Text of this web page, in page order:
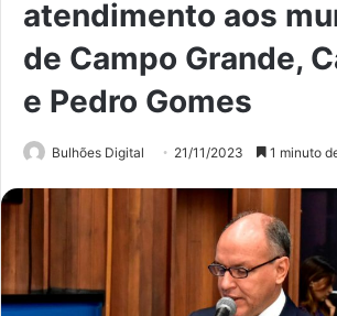
atendimento aos
de Campo Grande,
e Pedro Gomes
Bulhões Digital 21/11/2023 1 minuto